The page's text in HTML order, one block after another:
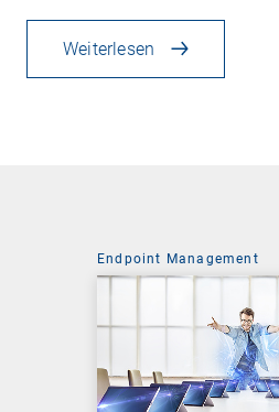
Weiterlesen
Endpoint Management